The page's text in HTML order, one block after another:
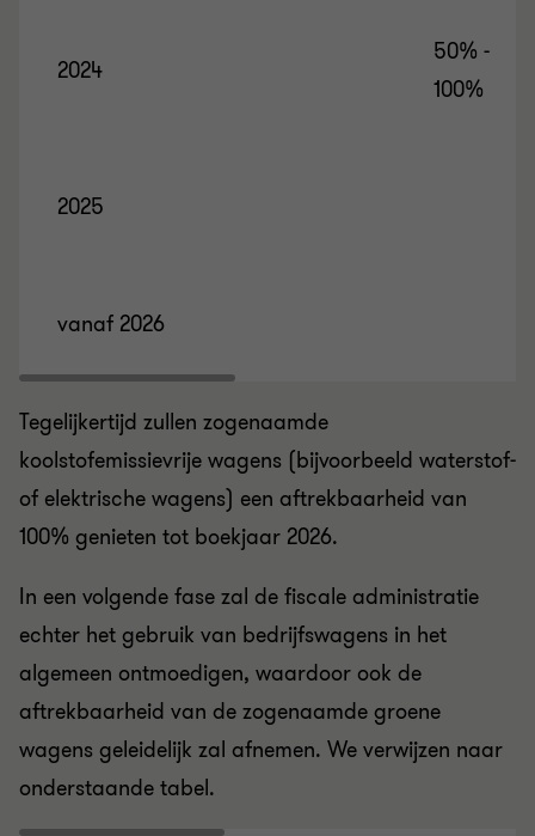
2024
50% -
100%
2025
vanaf 2026
Tegelijkertijd zullen zogenaamde
koolstofemissievrije wagens (bijvoorbeeld waterstof-
of elektrische wagens) een aftrekbaarheid van
100% genieten tot boekjaar 2026.
In een volgende fase zal de fiscale administratie
echter het gebruik van bedrijfswagens in het
algemeen ontmoedigen, waardoor ook de
aftrekbaarheid van de zogenaamde groene
wagens geleidelijk zal afnemen. We verwijzen naar
onderstaande tabel.